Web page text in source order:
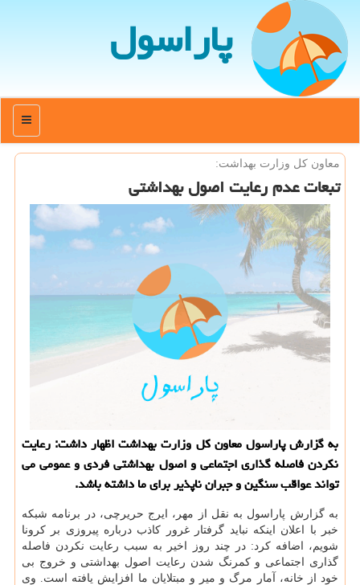
پاراسول
منو
معاون كل وزارت بهداشت:
تبعات عدم رعایت اصول بهداشتی
به گزارش پاراسول معاون كل وزارت بهداشت اظهار داشت: رعایت
نكردن فاصله گذاری اجتماعی و اصول بهداشتی فردی و عمومی می
تواند عواقب سنگین و جبران ناپذیر برای ما داشته باشد.
به گزارش پاراسول به نقل از مهر، ایرج حریرچی، در برنامه شبکه
خبر با اعلان اینکه نباید گرفتار غرور کاذب درباره پیروزی بر کرونا
شویم، اضافه کرد: در چند روز اخیر به سبب رعایت نکردن فاصله
گذاری اجتماعی و کمرنگ شدن رعایت اصول بهداشتی و خروج بی
خود از خانه، آمار مرگ و میر و مبتلایان ما افزایش یافته است. وی